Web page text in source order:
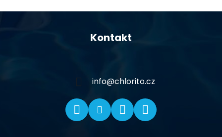
Kontakt
info@chlorito.cz